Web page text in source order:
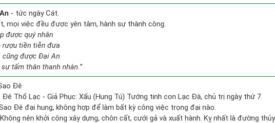
- tức ngày Cát.
mọi việc đều được yên tâm, hành sự thành công.
được quý nhân
rượu tiền tiễn đưa
cũng được Đại An
tấm thân thanh nhàn.”
Đê
Đê Thổ Lạc - Giả Phục: Xấu (Hung Tú) Tướng tinh con Lạc Đà, chủ trị ngày thứ 7.
Đê đại hung, không hợp để làm bất kỳ công việc trọng đại nào.
nên khởi công xây dựng, chôn cất, cưới gả và xuất hành. Kỵ nhất là đường